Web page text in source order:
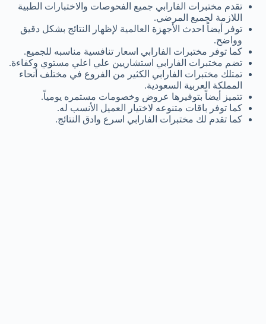
تقدم مختبرات الفارابي جميع الفحوصات والاختبارات الطبية
اللازمة لجميع المرضي.
توفر أيضاً احدث الأجهزة العالمية لإظهار النتائج بشكل دقيق
وواضح.
كما توفر مختبرات الفارابي اسعار تنافسية مناسبه للجميع.
تضم مختبرات الفارابي استشاريين علي اعلي مستوي وكفاءة.
تمتلك مختبرات الفارابي الكثير من الفروع في مختلف أنحاء
المملكة العربية السعودية.
تتميز أيضاً بتوفيرها عروض وخصومات مستمره يومياً.
كما توفر باقات متنوعه لاختيار العميل الأنسب له.
كما تقدم لك مختبرات الفارابي اسرع وادق النتائج.